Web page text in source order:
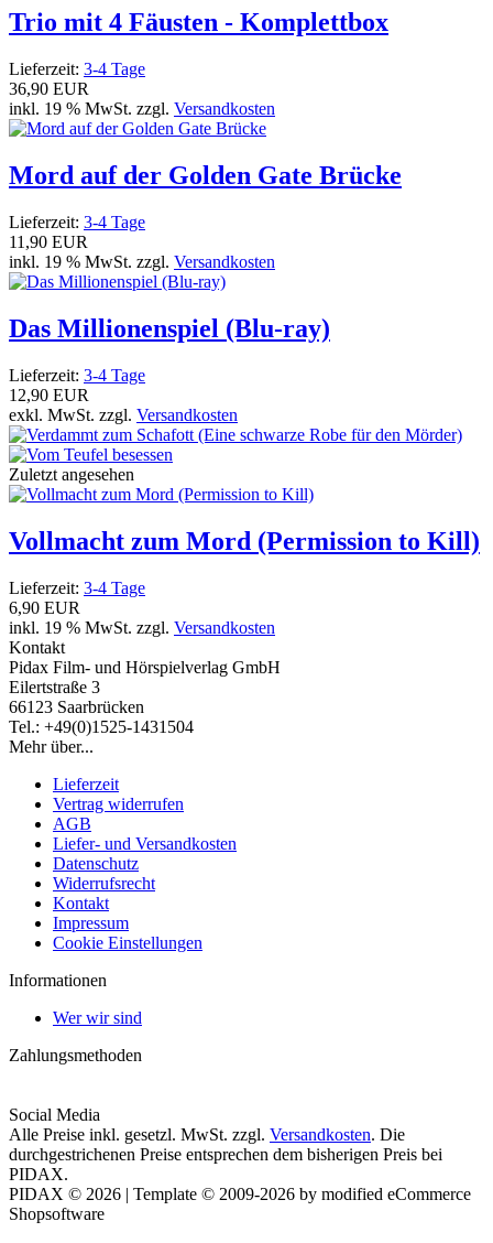
Trio mit 4 Fäusten - Komplettbox
Lieferzeit: 3-4 Tage
36,90 EUR
inkl. 19 % MwSt. zzgl. Versandkosten
Mord auf der Golden Gate Brücke
Lieferzeit: 3-4 Tage
11,90 EUR
inkl. 19 % MwSt. zzgl. Versandkosten
Das Millionenspiel (Blu-ray)
Lieferzeit: 3-4 Tage
12,90 EUR
exkl. MwSt. zzgl. Versandkosten
Zuletzt angesehen
Vollmacht zum Mord (Permission to Kill)
Lieferzeit: 3-4 Tage
6,90 EUR
inkl. 19 % MwSt. zzgl. Versandkosten
Kontakt
Pidax Film- und Hörspielverlag GmbH
Eilertstraße 3
66123 Saarbrücken
Tel.: +49(0)1525-1431504
Mehr über...
Lieferzeit
Vertrag widerrufen
AGB
Liefer- und Versandkosten
Datenschutz
Widerrufsrecht
Kontakt
Impressum
Cookie Einstellungen
Informationen
Wer wir sind
Zahlungsmethoden
Social Media
Alle Preise inkl. gesetzl. MwSt. zzgl. Versandkosten. Die
durchgestrichenen Preise entsprechen dem bisherigen Preis bei
PIDAX.
PIDAX © 2026 | Template © 2009-2026 by modified eCommerce
Shopsoftware